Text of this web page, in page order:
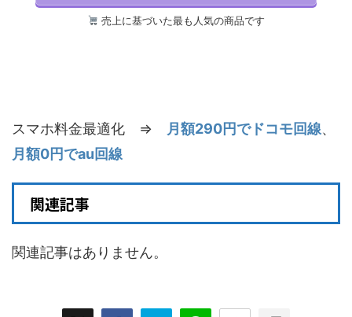
売上に基づいた最も人気の商品です
スマホ料金最適化 ⇒ 月額290円でドコモ回線、
月額0円でau回線
関連記事
関連記事はありません。